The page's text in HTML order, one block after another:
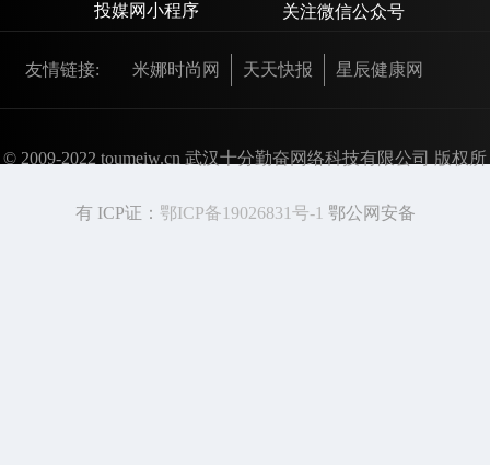
投媒网小程序
关注微信公众号
友情链接: 米娜时尚网 天天快报 星辰健康网
© 2009-2022 toumeiw.cn 武汉十分勤奋网络科技有限公司 版权所
有 ICP证： 鄂ICP备19026831号-1 鄂公网安备